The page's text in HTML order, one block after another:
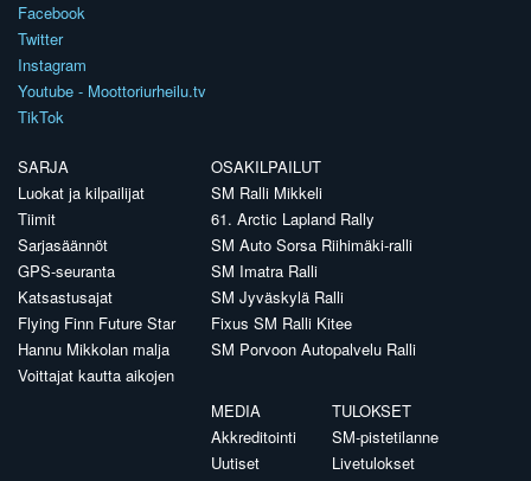
Facebook
Twitter
Instagram
Youtube - Moottoriurheilu.tv
TikTok
SARJA
Luokat ja kilpailijat
Tiimit
Sarjasäännöt
GPS-seuranta
Katsastusajat
Flying Finn Future Star
Hannu Mikkolan malja
Voittajat kautta aikojen
OSAKILPAILUT
SM Ralli Mikkeli
61. Arctic Lapland Rally
SM Auto Sorsa Riihimäki-ralli
SM Imatra Ralli
SM Jyväskylä Ralli
Fixus SM Ralli Kitee
SM Porvoon Autopalvelu Ralli
MEDIA
Akkreditointi
Uutiset
TULOKSET
SM-pistetilanne
Livetulokset